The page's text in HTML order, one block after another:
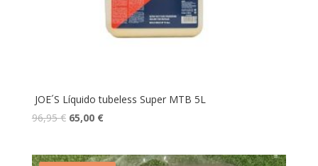
JOE´S Líquido tubeless Super MTB 5L
96,95€ 65,00 €